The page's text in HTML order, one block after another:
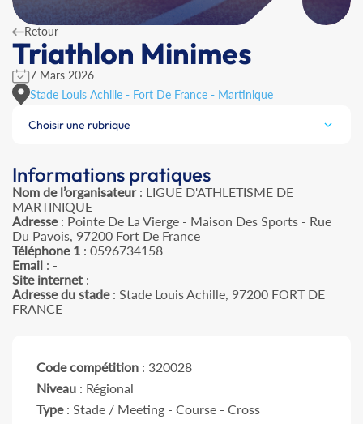
Retour
Triathlon Minimes
7 Mars 2026
Stade Louis Achille - Fort De France - Martinique
Choisir une rubrique
Informations pratiques
Nom de l’organisateur: LIGUE D'ATHLETISME DE
MARTINIQUE
Adresse: Pointe De La Vierge - Maison Des Sports - Rue
Du Pavois, 97200 Fort De France
Téléphone 1 : 0596734158
Email : -
Site internet : -
Adresse du stade: Stade Louis Achille, 97200 FORT DE
FRANCE
Code compétition : 320028
Niveau : Régional
Type: Stade / Meeting - Course - Cross